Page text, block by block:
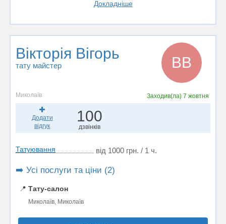
Докладніше
Вікторія Вігорь
тату майстер ВВ
Миколаїв Заходив(ла)7 жовтня
Додати
відгук
100
дзвінків
Татуювання від 1000 грн. / 1 ч.
➡️ Усі послуги та ціни (2)
📍 Тату-салон
Миколаїв, Миколаїв